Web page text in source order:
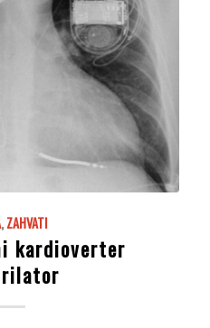
,ZAHVATI
kardioverter